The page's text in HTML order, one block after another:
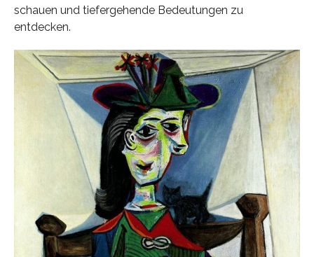
schauen und tiefergehende Bedeutungen zu
entdecken.